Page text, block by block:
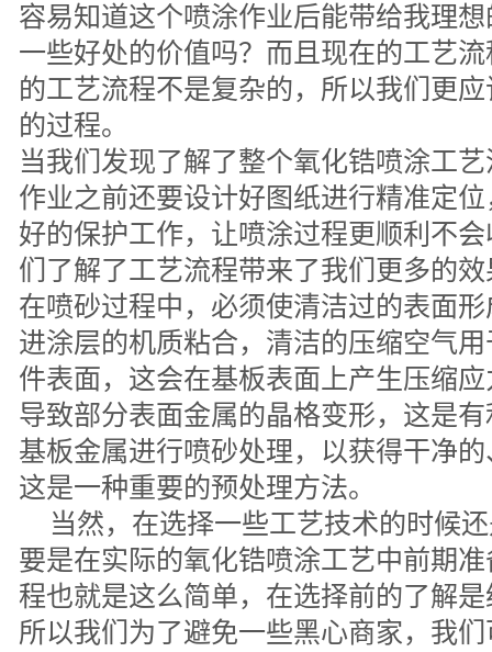
容易知道这个喷涂作业后能带给我理
一些好处的价值吗？而且现在的工艺
的工艺流程不是复杂的，所以我们更
的过程。
当我们发现了解了整个氧化锆喷涂工
作业之前还要设计好图纸进行精准定
好的保护工作，让喷涂过程更顺利不
们了解了工艺流程带来了我们更多的
在喷砂过程中，必须使清洁过的表面
进涂层的机质粘合，清洁的压缩空气
件表面，这会在基板表面上产生压缩
导致部分表面金属的晶格变形，这是
基板金属进行喷砂处理，以获得干净
这是一种重要的预处理方法。
当然，在选择一些工艺技术的时候
要是在实际的氧化锆喷涂工艺中前期
程也就是这么简单，在选择前的了解
所以我们为了避免一些黑心商家，我